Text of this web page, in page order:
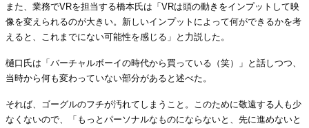
また、業務でVRを担当する橋本氏は「VRは頭の動きをインプットして映
像を変えられるのが大きい。新しいインプットによって何ができるかを考
えると、これまでにない可能性を感じる」と力説した。
樋口氏は「バーチャルボーイの時代から買っている（笑）」と話しつつ、
当時から何も変わっていない部分があると述べた。
それば、ゴーグルのフチが汚れてしまうこと。このために敬遠する人も少
なくないので、「もっとパーソナルなものにならないと、先に進めないと